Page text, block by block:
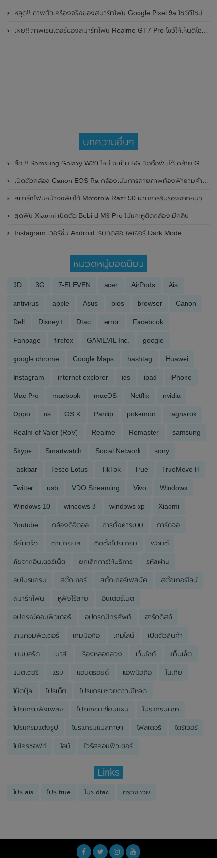
หลุด!! ภาพตัวเครื่องจริงของสมาร์ทโฟน Google Pixel 9a โชว์ดีไซน์ใหม่ กล้องหลังแบนราบ ไม่มีกรอบของกล้องแล้ว
เผย!! ภาพเรนเดอร์ของสมาร์ทโฟน Realme GT7 Pro โชว์ให้เห็นดีไซน์ใหม่ พร้อมเผยรายละเอียดสเปกที่สำคัญบางส่วน
บทความอื่นๆ
ลือ !! Samsung Galaxy W20 ใหม่ จะเป็น 5G มือถือพับได้ คล้าย Galaxy Fold
เปิดตัวกล้อง Canon EOS Ra กล้องเน้นการถ่ายภาพท้องฟ้ายามค่ำคืนและถ่ายภาพดวงดาวดาราศาสตร์
สมาร์ทโฟนหน้าจอพับได้ Motorola Razr 50 ผ่านการรับรองจากหน่วยงาน TENAA แล้ว พร้อมเผยดีไซน์ของตัวเครื่อง และรายละเอียดข้อมูลที่สำคัญบางส่วน
สุดฟิน Xiaomi เปิดตัว Bebird M9 Pro ไม้แคะหูติดกล้อง มีคลิป
Instagram เวอร์ชั่น Android เริ่มทดสอบฟีเจอร์ Dark Mode
หมวดหมู่ยอดนิยม
3D 3G 7-ELEVEN acer AirPods Ais
antivirus apple Asus bios browser Canon
Dell Disney+ Dtac error Facebook
Fanpage firefox GAMEVIL Inc. google
google chrome Google Maps hashtag Huawei
Instagram internet explorer ios ipad iPhone
Mac Pro macbook macOS Netflix nvidia
Oppo os OS X Pantip pokemon ragnarok
Realm of Valor (RoV) Realme Remaster samsung
Skype Smartwatch Social Network sony
Taskbar Tesco Lotus TikTok True TrueMove H
Twitter usb VDO Streaming Vivo Windows
Windows 10 windows 8 windows xp Xiaomi
Youtube กล้องดิจิตอล การตั้งค่าระบบ การ์ดจอ
คีย์บอร์ด ตามกระแส ติดตั้งโปรแกรม ฟอนต์
ภัยจากอินเตอร์เน็ต ยกเลิกการให้บริการ รหัสผ่าน
ลบโปรแกรม สติ๊กเกอร์ สติ๊กเกอร์เฟสบุ๊ค สติ๊กเกอร์ไลน์
สมาร์ทโฟน หูฟังไร้สาย อินเตอร์เนต
อุปกรณ์คอมพิวเตอร์ อุปกรณ์โทรศัพท์ ฮาร์ดดิสก์
เกมคอมพิวเตอร์ เกมมือถือ เกมไลน์ เปิดตัวสินค้า
เมนบอร์ด เมาส์ เรื่องหลอกลวง เว็บไซต์ แท็บเล็ต
แบตเตอรี่ แรม แอนดรอยด์ แอพมือถือ โนเกีย
โน๊ตบุ๊ค โปรเน็ต โปรแกรมช่วยดาวน์โหลด
โปรแกรมฟังเพลง โปรแกรมเขียนแผ่น โปรแกรมแชท
โปรแกรมแต่งรูป โปรแกรมแปลภาษา โฟลเดอร์ ไดร์เวอร์
ไมโครซอฟท์ ไลน์ ไวรัสคอมพิวเตอร์
Links
โปร ais โปร true โปร dtac ตรวจหวย